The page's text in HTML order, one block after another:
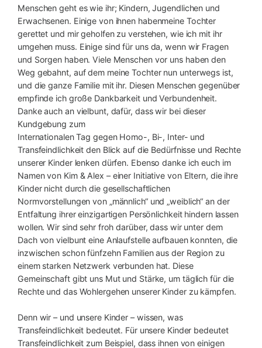
Menschen geht es wie ihr; Kindern, Jugendlichen und
Erwachsenen. Einige von ihnen habenmeine Tochter
gerettet und mir geholfen zu verstehen, wie ich mit ihr
umgehen muss. Einige sind für uns da, wenn wir Fragen
und Sorgen haben. Viele Menschen vor uns haben den
Weg gebahnt, auf dem meine Tochter nun unterwegs ist,
und die ganze Familie mit ihr. Diesen Menschen gegenüber
empfinde ich große Dankbarkeit und Verbundenheit.
Danke auch an vielbunt, dafür, dass wir bei dieser
Kundgebung zum
Internationalen Tag gegen Homo-, Bi-, Inter- und
Transfeindlichkeit den Blick auf die Bedürfnisse und Rechte
unserer Kinder lenken dürfen. Ebenso danke ich euch im
Namen von Kim & Alex – einer Initiative von Eltern, die ihre
Kinder nicht durch die gesellschaftlichen
Normvorstellungen von „männlich“ und „weiblich“ an der
Entfaltung ihrer einzigartigen Persönlichkeit hindern lassen
wollen. Wir sind sehr froh darüber, dass wir unter dem
Dach von vielbunt eine Anlaufstelle aufbauen konnten, die
inzwischen schon fünfzehn Familien aus der Region zu
einem starken Netzwerk verbunden hat. Diese
Gemeinschaft gibt uns Mut und Stärke, um täglich für die
Rechte und das Wohlergehen unserer Kinder zu kämpfen.
Denn wir – und unsere Kinder – wissen, was
Transfeindlichkeit bedeutet. Für unsere Kinder bedeutet
Transfeindlichkeit zum Beispiel, dass ihnen von einigen